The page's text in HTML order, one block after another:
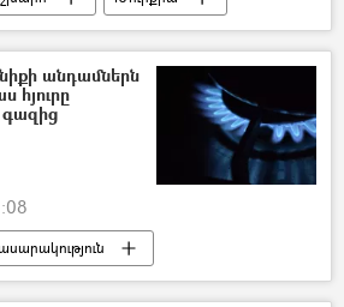
անդամներն
հյուրը
գազից
թունավորում